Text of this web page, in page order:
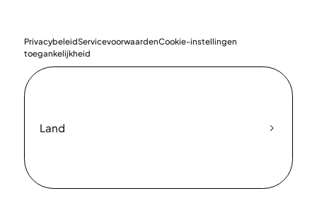
PrivacybeleidServicevoorwaardenCookie-instellingen
toegankelijkheid
Land